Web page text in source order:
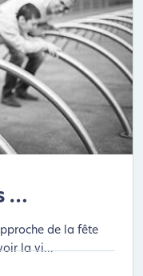
…
de la fête
la vi...